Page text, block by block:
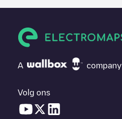
A company
Volg ons